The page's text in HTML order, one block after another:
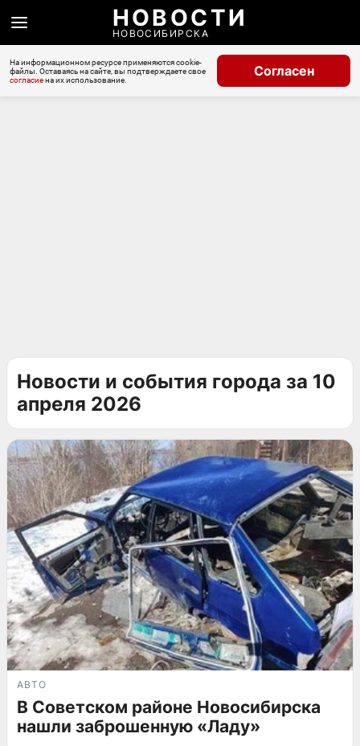
НОВОСТИ
НОВОСИБИРСКА
На информационном ресурсе применяются cookie-
файлы. Оставаясь на сайте, вы подтверждаете свое
согласиена их использование.
Согласен
Новости и события города за 10
апреля 2026
АВТО
В Советском районе Новосибирска
нашли заброшенную «Ладу»